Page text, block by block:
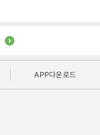
APP다운로드